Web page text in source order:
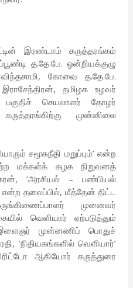
இரண்டாம் கருத்தரங்கம்
த.தே.பே. ஒன்றியக்குழு
கோவை த.தே.பே.
தமிழக உழவர்
செயலாளர் தோழர்
முன்னிலை
சமூகநீதி மறுப்பும்’ என்ற
மக்கள்க் கழக நிறுவனத்
‘அரசியல் – பண்பியல்
என்ற தலைப்பில், மீத்தேன் திட்ட
முனைவர்
வெளியார் ஏற்படுத்தும்
இளைஞர் முன்னணிப் பொதுச்
‘நிதியகங்களில் வெளியார்’
ஆகியோர் கருத்துரை